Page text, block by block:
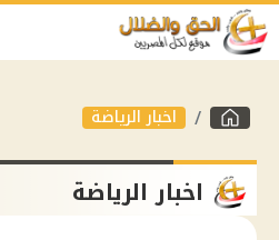
اخبار الرياضة
اخبار الرياضة